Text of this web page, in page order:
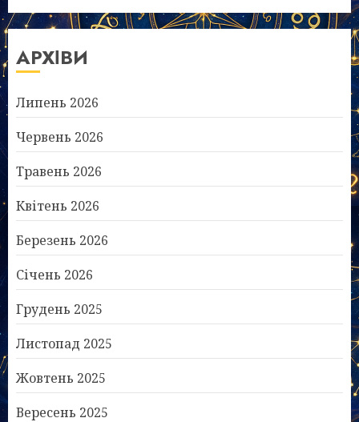
АРХІВИ
Липень 2026
Червень 2026
Травень 2026
Квітень 2026
Березень 2026
Січень 2026
Грудень 2025
Листопад 2025
Жовтень 2025
Вересень 2025